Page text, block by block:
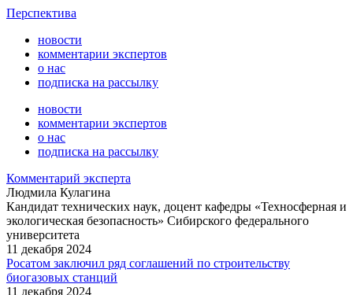
Перспектива
новости
комментарии экспертов
о нас
подписка на рассылку
новости
комментарии экспертов
о нас
подписка на рассылку
Комментарий эксперта
Людмила Кулагина
Кандидат технических наук, доцент кафедры «Техносферная и
экологическая безопасность» Сибирского федерального
университета
11 декабря 2024
Росатом заключил ряд соглашений по строительству
биогазовых станций
11 декабря 2024